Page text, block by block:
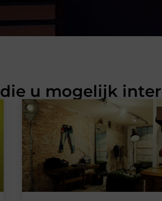
die u mogelijk